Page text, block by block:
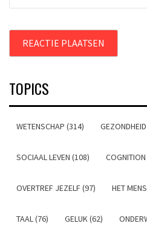
TOPICS
WETENSCHAP (314)
SOCIAAL LEVEN (108)
OVERTREF JEZELF (97) HET
TAAL (76) GELUK (62)